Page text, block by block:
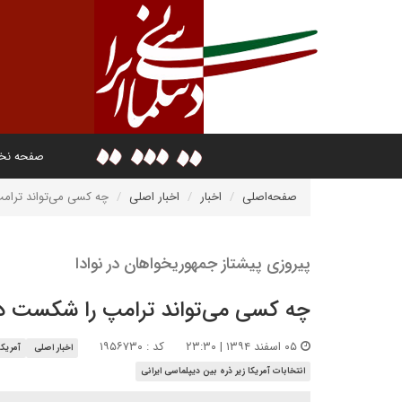
صفحه
صفحه‌اصلی اخبار اخبار اصلی چه کسی می‌تواند
پیروزی پیشتاز جمهوریخواهان در نوادا
چه کسی می‌تواند ترامپ را شکست
کد : ۱۹۵۶۷۳۰ اخبار اصلی
انتخابات آمریکا زیر ذره بین دیپلماسی ایرانی